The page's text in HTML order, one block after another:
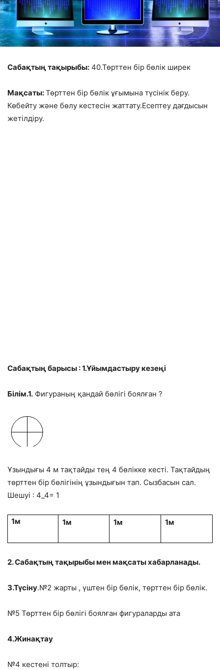
Сабақтың тақырыбы: 40.Төрттен бір бөлік ширек
Мақсаты:Төрттен бір бөлік ұғымына түсінік беру.
Көбейту және бөлу кестесін жаттату.Есептеу дағдысын
жетілдіру.
Сабақтың барысы : 1.Ұйымдастыру кезеңі
Білім.1. Фигураның қандай бөлігі боялған ?
Ұзындығы 4 м тақтайды тең 4 бөлікке кесті. Тақтайдың
төрттен бір бөлігінің ұзындығын тап. Сызбасын сал.
Шешуі : 4_4= 1
1м 1м 1м 1м
2. Сабақтың тақырыбы мен мақсаты хабарланады.
3.Түсіну.№2 жарты , үштен бір бөлік, төрттен бір бөлік.
№5 Төрттен бір бөлігі боялған фигураларды ата
4.Жинақтау
№4 кестені толтыр: